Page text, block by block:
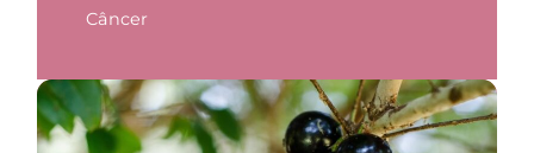
Câncer